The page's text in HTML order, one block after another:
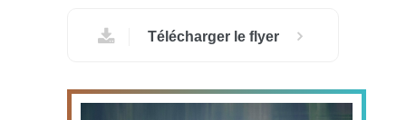
Télécharger le flyer